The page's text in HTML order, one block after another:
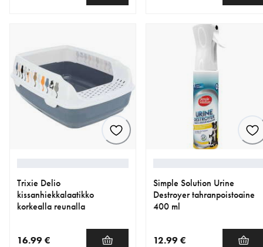
Trixie Delio
kissanhiekkalaatikko
korkealla reunalla
16.99 €
Simple Solution Urine
Destroyer tahranpoistoaine
400 ml
12.99 €